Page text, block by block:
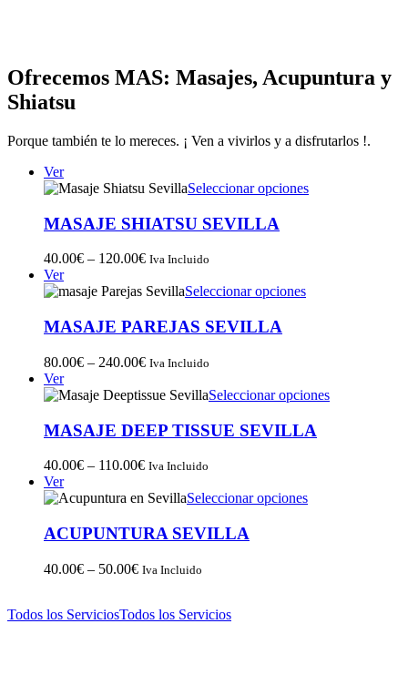
Ofrecemos MAS: Masajes, Acupuntura y
Shiatsu
Porque también te lo mereces. ¡ Ven a vivirlos y a disfrutarlos !.
Ver
Seleccionar opciones
MASAJE SHIATSU SEVILLA
40.00€ – 120.00€ Iva Incluido
Ver
Seleccionar opciones
MASAJE PAREJAS SEVILLA
80.00€ – 240.00€ Iva Incluido
Ver
Seleccionar opciones
MASAJE DEEP TISSUE SEVILLA
40.00€ – 110.00€ Iva Incluido
Ver
Seleccionar opciones
ACUPUNTURA SEVILLA
40.00€ – 50.00€ Iva Incluido
Todos los ServiciosTodos los Servicios